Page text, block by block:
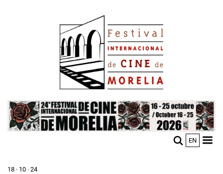
Image
EN
18 · 10 · 24